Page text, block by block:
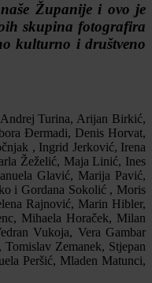
Županije i ovo je
skupina fotografira
kulturno i društveno
Turina, Arijan Birkić,
Đermadi, Denis Horvat,
, Ingrid Jerković, Irena
Žeželić, Maja Linić, Ines
Glavić, Marija Pavić,
i Gordana Sokolić , Moris
Rajnović, Marin Hibler,
Mihaela Horaček, Milan
Vukoja, Vera Gambar
Zemanek, Stjepan
Peršić, Mladen Matunci,